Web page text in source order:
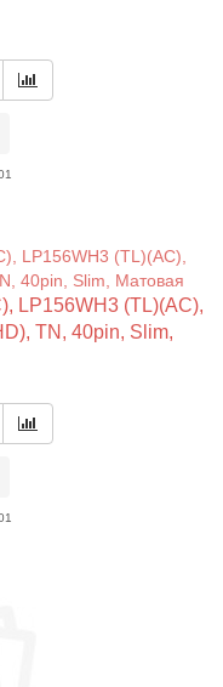
LP156WH3 (TL)(AC),
TN, 40pin, Slim,